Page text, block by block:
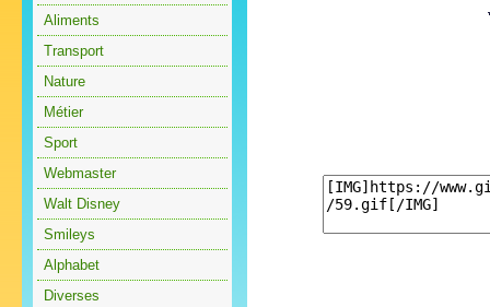
Aliments
Transport
Nature
Métier
Sport
Webmaster
Walt Disney
Smileys
Alphabet
Diverses